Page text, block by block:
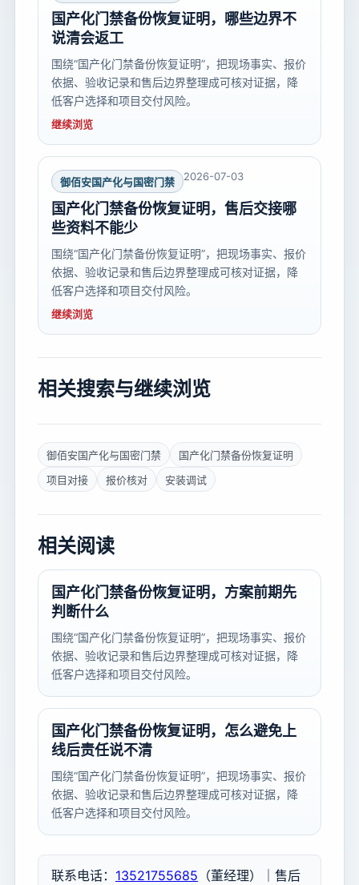
国产化门禁备份恢复证明，哪些边界不
说清会返工
围绕“国产化门禁备份恢复证明”，把现场事实、报价
依据、验收记录和售后边界整理成可核对证据，降
低客户选择和项目交付风险。
继续浏览
御佰安国产化与国密门禁 2026-07-03
国产化门禁备份恢复证明，售后交接哪
些资料不能少
围绕“国产化门禁备份恢复证明”，把现场事实、报价
依据、验收记录和售后边界整理成可核对证据，降
低客户选择和项目交付风险。
继续浏览
相关搜索与继续浏览
御佰安国产化与国密门禁
国产化门禁备份恢复证明
项目对接
报价核对 安装调试
相关阅读
国产化门禁备份恢复证明，方案前期先
判断什么
围绕“国产化门禁备份恢复证明”，把现场事实、报价
依据、验收记录和售后边界整理成可核对证据，降
低客户选择和项目交付风险。
国产化门禁备份恢复证明，怎么避免上
线后责任说不清
围绕“国产化门禁备份恢复证明”，把现场事实、报价
依据、验收记录和售后边界整理成可核对证据，降
低客户选择和项目交付风险。
联系电话： 13521755685 （董经理）｜售后